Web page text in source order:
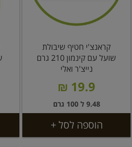
קראנצ'י חטיף שיבולת
שועל עם קינמון 210 גרם
נייצ'ר ואלי
19.9 ₪
9.48 ל 100 גרם
הוספה לסל +